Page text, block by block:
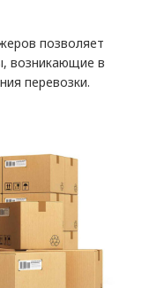
позволяет
возникающие в
перевозки.